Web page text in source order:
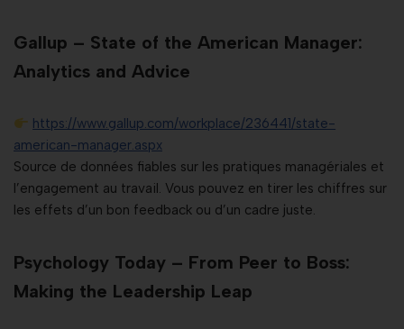
Gallup – State of the American Manager:
Analytics and Advice
https://www.gallup.com/workplace/236441/state-
american-manager.aspx
Source de données fiables sur les pratiques managériales et
l’engagement au travail. Vous pouvez en tirer les chiffres sur
les effets d’un bon feedback ou d’un cadre juste.
Psychology Today – From Peer to Boss:
Making the Leadership Leap